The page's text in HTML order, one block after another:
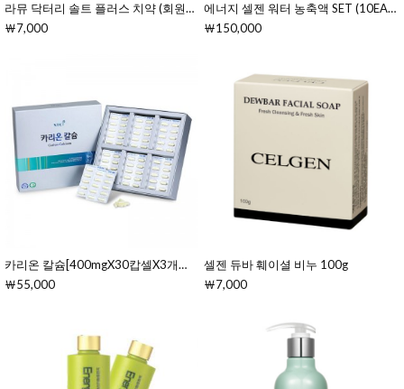
라뮤 닥터리 솔트 플러스 치약 (회원전용)
￦7,000
에너지 셀젠 워터 농축액 SET (10EA)[7gX10ea(70g)]
￦150,000
카리온 칼슘[400mgX30캅셀X3개입(경질캅셀/15일분)]
￦55,000
셀젠 듀바 훼이셜 비누 100g
￦7,000